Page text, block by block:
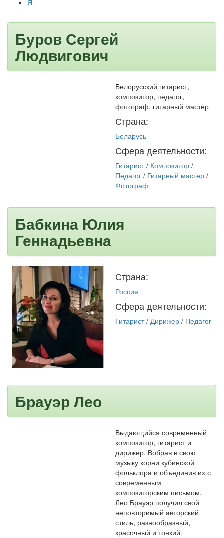
Я
Буров Сергей
Людвигович
Белорусский гитарист,
композитор, педагог,
фотограф, гитарный мастер
Страна:
Беларусь
Сфера деятельности:
Гитарист/ Композитор /
Педагог / Гитарный мастер /
Фотограф
Бабкина Юлия
Геннадьевна
Страна:
Россия
Сфера деятельности:
Гитарист/ Дирижер / Педагог
Брауэр Лео
Выдающийся современный
композитор, гитарист и
дирижер. Вобрав в свою
музыку корни кубинской
фольклора и объединив их с
современным
композиторским письмом,
Лео Брауэр получил свой
неповторимый авторский
стиль, разнообразный,
красочный и тонкий.